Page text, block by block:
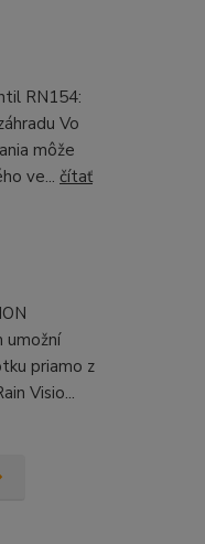
RN154:
Vo
môže
ve... čítať
umožní
priamo z
Visio...